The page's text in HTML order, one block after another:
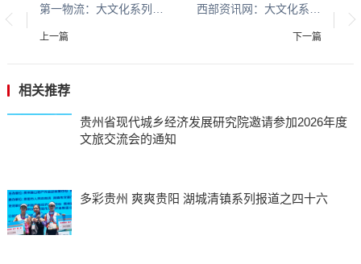
上一篇 下一篇
相关推荐
贵州省现代城乡经济发展研究院邀请参加2026年度
文旅交流会的通知
多彩贵州 爽爽贵阳 湖城清镇系列报道之四十六